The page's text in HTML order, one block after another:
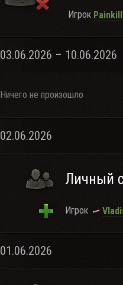
Игрок
03.06.2026 – 10.06.2026
Ничего не произошло
02.06.2026
Личный
Игрок
01.06.2026